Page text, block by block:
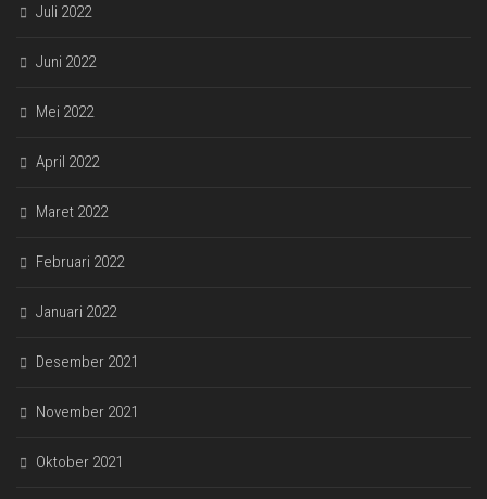
Juli 2022
Juni 2022
Mei 2022
April 2022
Maret 2022
Februari 2022
Januari 2022
Desember 2021
November 2021
Oktober 2021